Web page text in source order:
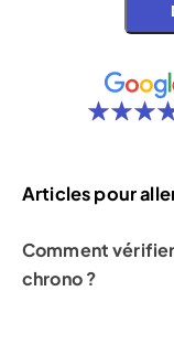
Articles pour
Comment
chrono ?